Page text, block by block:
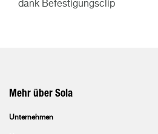
dank Befestigungsclip
Mehr über Sola
Unternehmen